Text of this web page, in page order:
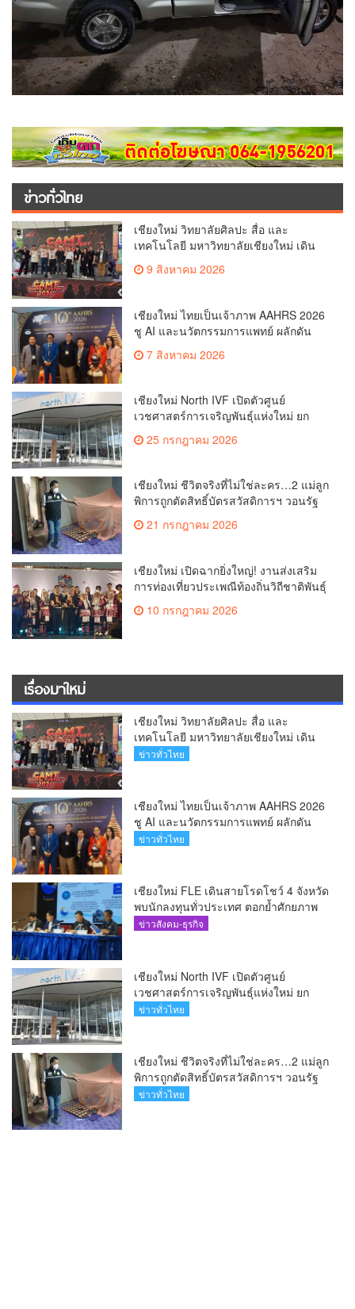
ข่าวทั่วไทย
เชียงใหม่ วิทยาลัยศิลปะ สื่อ และ
เทคโนโลยี มหาวิทยาลัยเชียงใหม่ เดิน
หน้าสร้างแรงบันดาลใจจัดกิจกรรม
“CAMT Digital Contest 2026”(คลิป)
9 สิงหาคม 2026
เชียงใหม่ ไทยเป็นเจ้าภาพ AAHRS 2026
ชู AI และนวัตกรรมการแพทย์ ผลักดัน
เอเชีย(คลิป)
7 สิงหาคม 2026
เชียงใหม่ North IVF เปิดตัวศูนย์
เวชศาสตร์การเจริญพันธุ์แห่งใหม่ ยก
บุตรยากของภูมิภาค(คลิป)
25 กรกฎาคม 2026
เชียงใหม่ ชีวิตจริงที่ไม่ใช่ละคร…2 แม่ลูก
พิการถูกตัดสิทธิ์บัตรสวัสดิการฯ วอนรัฐ
ทบทวนเกณฑ์ช่วยคนจน(คลิป)
21 กรกฎาคม 2026
เชียงใหม่ เปิดฉากยิ่งใหญ่! งานส่งเสริม
การท่องเที่ยวประเพณีท้องถิ่นวิถีชาติพันธุ์
10 กรกฎาคม 2026
เรื่องมาใหม่
เชียงใหม่ วิทยาลัยศิลปะ สื่อ และ
เทคโนโลยี มหาวิทยาลัยเชียงใหม่ เดิน
หน้าสร้างแรงบันดาลใจจัดกิจกรรม
ข่าวทั่วไทย
เชียงใหม่ ไทยเป็นเจ้าภาพ AAHRS 2026
ชู AI และนวัตกรรมการแพทย์ ผลักดัน
Medical Hub และศูนย์กลางปลูกผมแห่ง
ข่าวทั่วไทย
เชียงใหม่ FLE เดินสายโรดโชว์ 4 จังหวัด
พบนักลงทุนทั่วประเทศ ตอกย้ำศักยภาพ
ผู้นำธุรกิจระบบน้ำครบวงจร(คลิป)
ข่าวสังคม-ธุรกิจ
เชียงใหม่ North IVF เปิดตัวศูนย์
เวชศาสตร์การเจริญพันธุ์แห่งใหม่ ยก
ระดับเชียงใหม่สู่ ศูนย์กลางการรักษาผู้มี
ข่าวทั่วไทย
เชียงใหม่ ชีวิตจริงที่ไม่ใช่ละคร…2 แม่ลูก
พิการถูกตัดสิทธิ์บัตรสวัสดิการฯ วอนรัฐ
ทบทวนเกณฑ์ช่วยคนจน(คลิป)
ข่าวทั่วไทย